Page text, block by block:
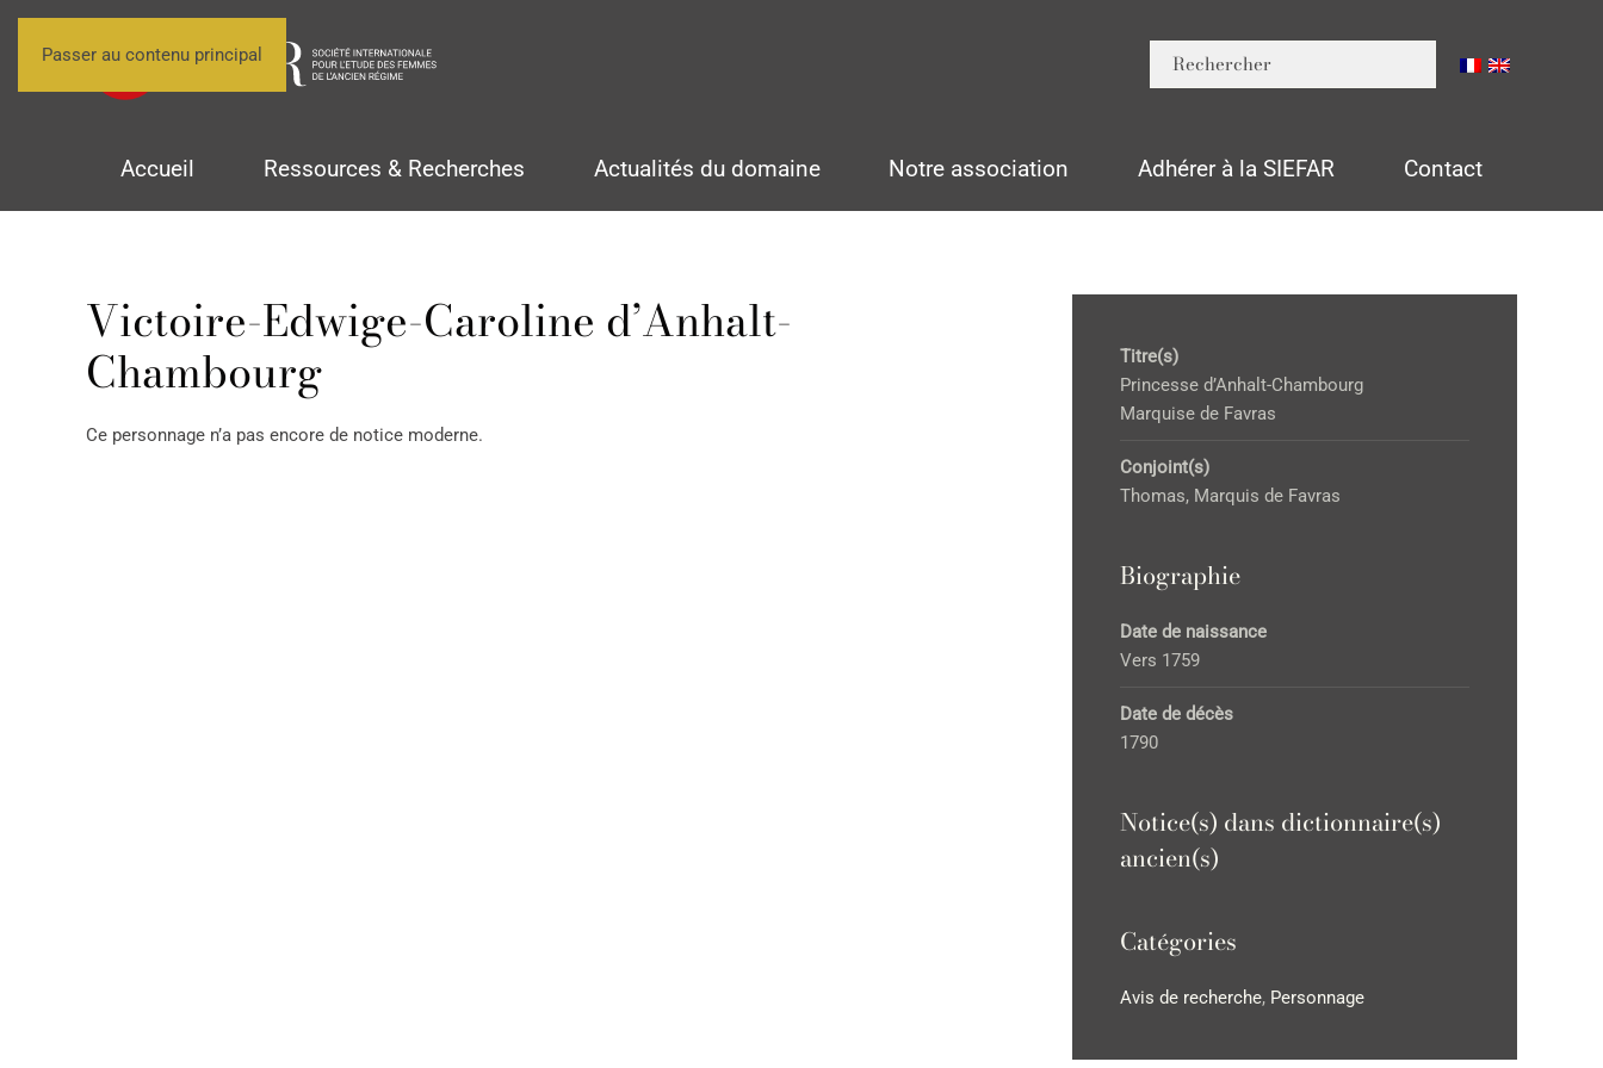
Passer au contenu principal
Accueil Ressources & Recherches Actualités du domaine Notre association Adhérer à la SIEFAR Contact
Victoire-Edwige-Caroline d’Anhalt-
Chambourg
Ce personnage n’a pas encore de notice moderne.
Titre(s)
Princesse d’Anhalt-Chambourg
Marquise de Favras
Conjoint(s)
Thomas, Marquis de Favras
Biographie
Date de naissance
Vers 1759
Date de décès
1790
Notice(s) dans dictionnaire(s)
ancien(s)
Catégories
Avis de recherche, Personnage